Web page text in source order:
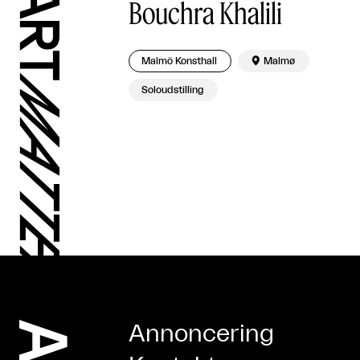
Bouchra Khalili
Malmö Konsthall  Malmø
Soloudstilling
Annoncering